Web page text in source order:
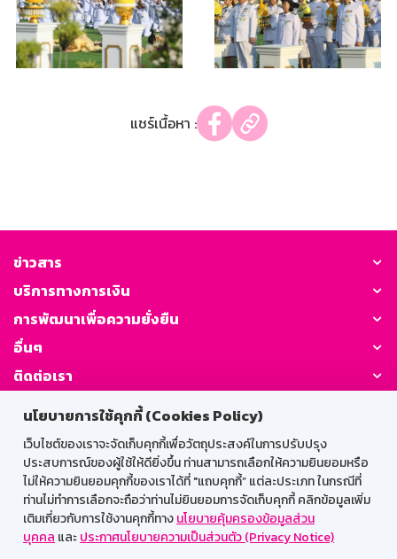
นโยบายการใช้คุกกี้ (Cookies Policy)
เว็บไซต์ของเราจะจัดเก็บคุกกี้เพื่อวัตถุประสงค์ในการปรับปรุง
ประสบการณ์ของผู้ใช้ให้ดียิ่งขึ้น ท่านสามารถเลือกให้ความยินยอมหรือ
ไม่ให้ความยินยอมคุกกี้ของเราได้ที่ "แถบคุกกี้” แต่ละประเภท ในกรณีที่
ท่านไม่ทำการเลือกจะถือว่าท่านไม่ยินยอมการจัดเก็บคุกกี้ คลิกข้อมูลเพิ่ม
เติมเกี่ยวกับการใช้งานคุกกี้ทางนโยบายคุ้มครองข้อมูลส่วน
บุคคล และประกาศนโยบายความเป็นส่วนตัว (Privacy Notice)
แชร์เนื้อหา :
ข่าวสาร
บริการทางการเงิน
การพัฒนาเพื่อความยั่งยืน
อื่นๆ
ติดต่อเรา
GSB Society:
สำหรับพนักงาน
Web HR
GSB Wisdom
M-Search